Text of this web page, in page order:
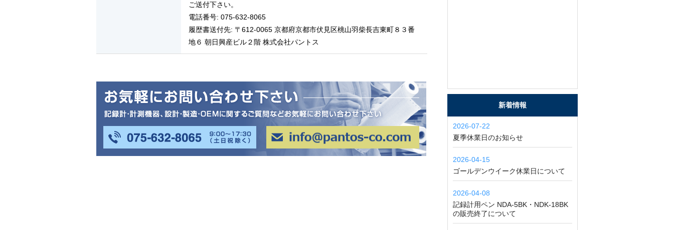
ご送付下さい。
電話番号: 075-632-8065
履歴書送付先: 〒612-0065 京都府京都市伏見区桃山羽柴長吉東町８３番
地６ 朝日興産ビル２階 株式会社パントス
新着情報
2026-07-22
夏季休業日のお知らせ
2026-04-15
ゴールデンウイーク休業日について
2026-04-08
記録計用ペン NDA-5BK・NDK-18BK
の販売終了について